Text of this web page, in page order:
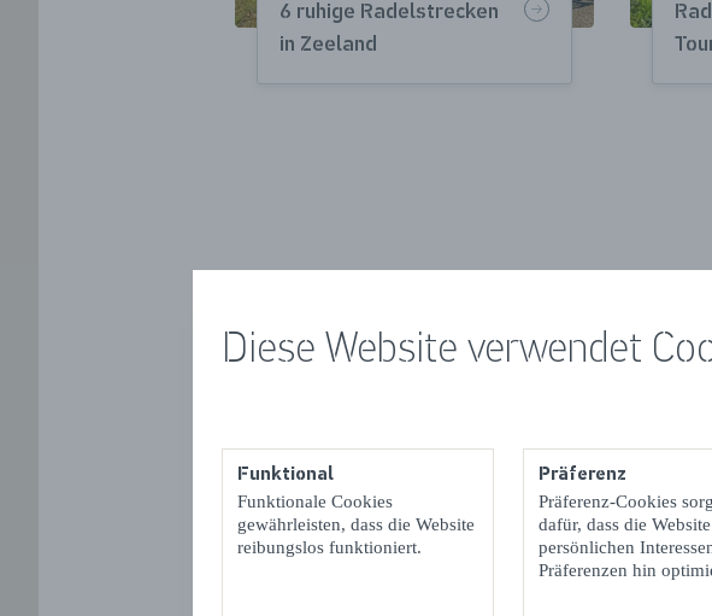
Diese Website verwendet
Funktional
Funktionale Cookies
gewährleisten, dass die Website
reibungslos funktioniert.
Präferenz
Präferenz-Cookies
dafür, dass die
persönlichen
Präferenzen hin
6 ruhige Radelstrecken
in Zeeland